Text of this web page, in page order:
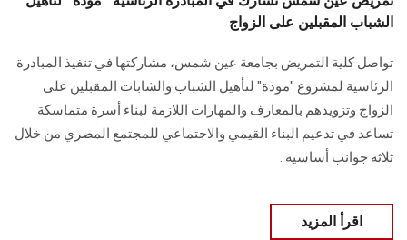
الشباب المقبلين على الزواج
تواصل كلية التمريض بجامعة عين شمس، مشاركتها في تنفيذ المبادرة
الرئاسية لمشروع "مودة" لتأهيل الشباب والشابات المقبلين على
الزواج وتزويدهم بالمعارف والمهارات اللازمة لبناء أسرة متماسكة
تساعد في تدعيم البناء القيمي والاجتماعي للمجتمع المصري من خلال
ثلاثة جوانب أساسية .
اقرأ المزيد